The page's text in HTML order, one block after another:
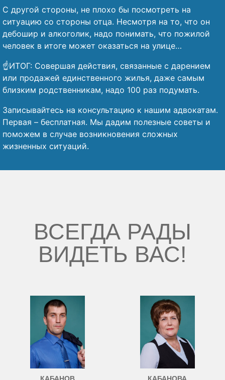
С другой стороны, не плохо бы посмотреть на
ситуацию со стороны отца. Несмотря на то, что он
дебошир и алкоголик, надо понимать, что пожилой
человек в итоге может оказаться на улице…
☝️ИТОГ: Совершая действия, связанные с дарением
или продажей единственного жилья, даже самым
близким родственникам, надо 100 раз подумать.
Записывайтесь на консультацию к нашим адвокатам.
Первая – бесплатная. Мы дадим полезные советы и
поможем в случае возникновения сложных
жизненных ситуаций.
ВСЕГДА РАДЫ
ВИДЕТЬ ВАС!